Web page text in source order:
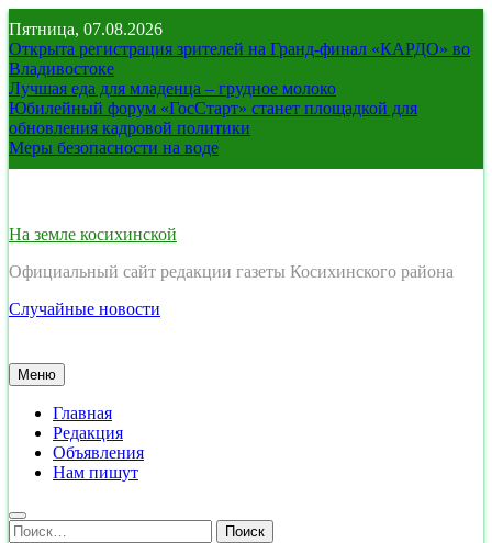
Перейти
к
содержимому
Пятница, 07.08.2026
Открыта регистрация зрителей на Гранд-финал «КАРДО» во
Владивостоке
Лучшая еда для младенца – грудное молоко
Юбилейный форум «ГосСтарт» станет площадкой для
обновления кадровой политики
Меры безопасности на воде
На земле косихинской
Официальный сайт редакции газеты Косихинского района
Случайные новости
Меню
Главная
Редакция
Объявления
Нам пишут
Найти: